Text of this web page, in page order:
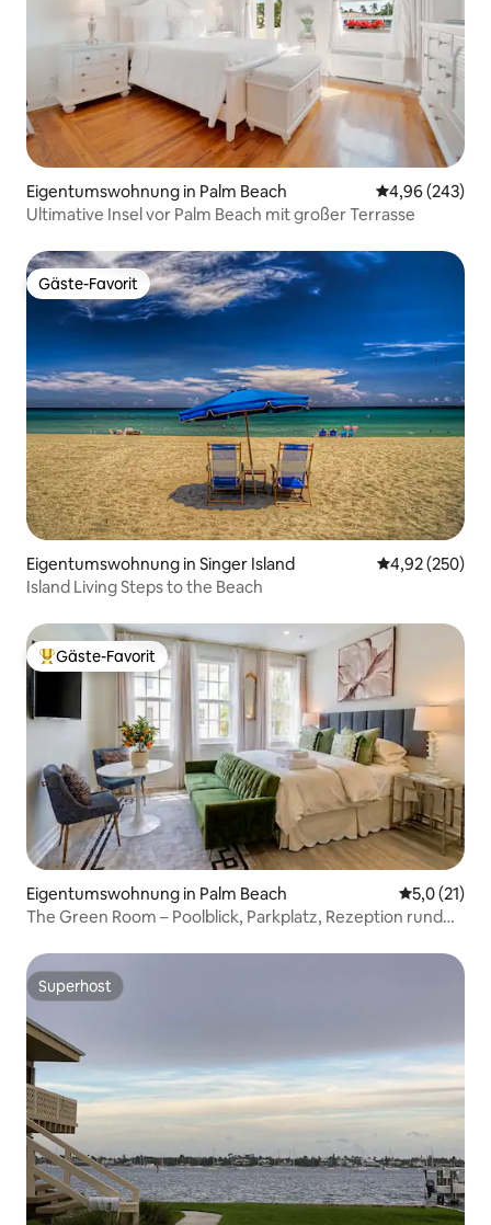
Eigentumswohnung in Palm Beach
4,96 (243)
Ultimative Insel vor Palm Beach mit großer Terrasse
Gäste-Favorit
Gäste-Favorit
Eigentumswohnung in Singer Island
4,92 (250)
Island Living Steps to the Beach
Beliebter Gäste-Favorit.
Gäste-Favorit
Eigentumswohnung in Palm Beach
5,0 (21)
The Green Room – Poolblick, Parkplatz, Rezeption rund
Superhost
Superhost